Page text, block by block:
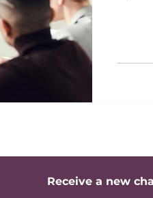
Receive a new